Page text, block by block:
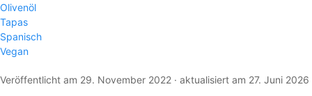
Olivenöl
Tapas
Spanisch
Vegan
Veröffentlicht am 29. November 2022 · aktualisiert am 27. Juni 2026